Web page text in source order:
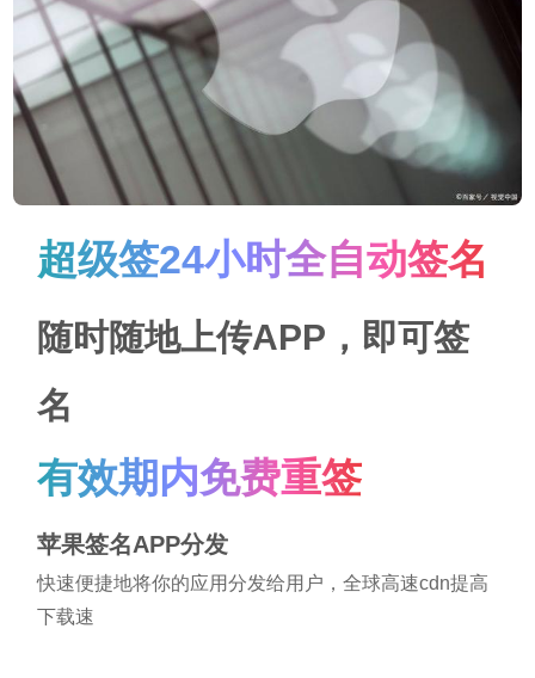
超级签24小时全自动签名
随时随地上传APP，即可签
名
有效期内免费重签
苹果签名APP分发
快速便捷地将你的应用分发给用户，全球高速cdn提高
下载速